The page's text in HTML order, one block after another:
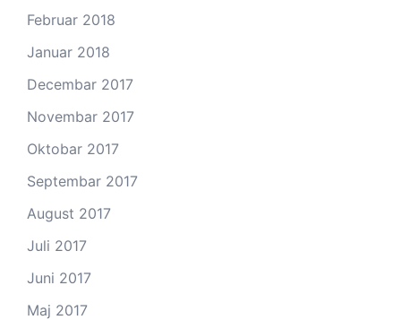
Februar 2018
Januar 2018
Decembar 2017
Novembar 2017
Oktobar 2017
Septembar 2017
August 2017
Juli 2017
Juni 2017
Maj 2017